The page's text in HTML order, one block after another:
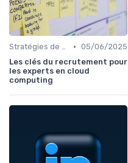
Stratégies de Recrutement Digital • 05/06/2025
Les clés du recrutement pour
les experts en cloud
computing